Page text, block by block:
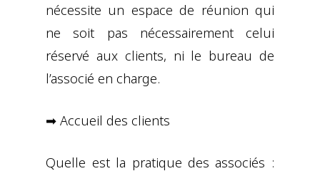
nécessite un espace de réunion qui
ne soit pas nécessairement celui
réservé aux clients, ni le bureau de
l’associé en charge.
➡ Accueil des clients
Quelle est la pratique des associés :